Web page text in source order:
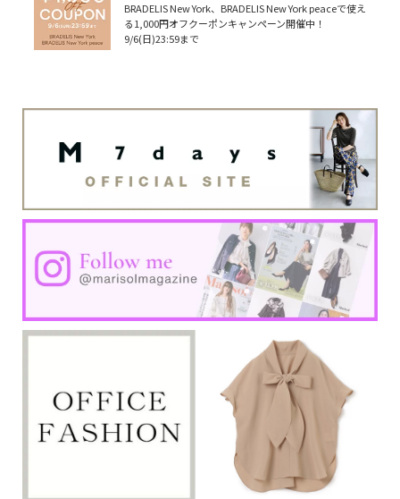
BRADELIS New York、BRADELIS New York peaceで使え
る1,000円オフクーポンキャンペーン開催中！
9/6(日)23:59まで